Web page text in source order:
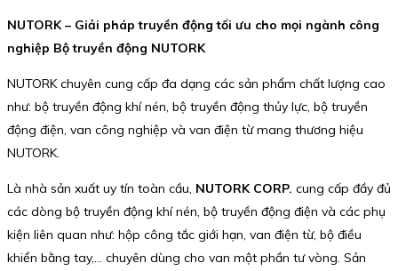
NUTORK – Giải pháp truyền động tối ưu cho mọi ngành công
nghiệp Bộ truyền động NUTORK
NUTORK chuyên cung cấp đa dạng các sản phẩm chất lượng cao
như: bộ truyền động khí nén, bộ truyền động thủy lực, bộ truyền
động điện, van công nghiệp và van điện từ mang thương hiệu
NUTORK.
Là nhà sản xuất uy tín toàn cầu, NUTORK CORP. cung cấp đầy đủ
các dòng bộ truyền động khí nén, bộ truyền động điện và các phụ
kiện liên quan như: hộp công tắc giới hạn, van điện từ, bộ điều
khiển bằng tay,… chuyên dùng cho van một phần tư vòng. Sản